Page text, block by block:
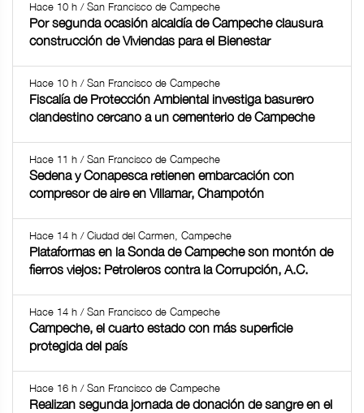
Hace 10 h / San Francisco de Campeche
Por segunda ocasión alcaldía de Campeche clausura
construcción de Viviendas para el Bienestar
Hace 10 h / San Francisco de Campeche
Fiscalía de Protección Ambiental investiga basurero
clandestino cercano a un cementerio de Campeche
Hace 11 h / San Francisco de Campeche
Sedena y Conapesca retienen embarcación con
compresor de aire en Villamar, Champotón
Hace 14 h / Ciudad del Carmen, Campeche
Plataformas en la Sonda de Campeche son montón de
fierros viejos: Petroleros contra la Corrupción, A.C.
Hace 14 h / San Francisco de Campeche
Campeche, el cuarto estado con más superficie
protegida del país
Hace 16 h / San Francisco de Campeche
Realizan segunda jornada de donación de sangre en el